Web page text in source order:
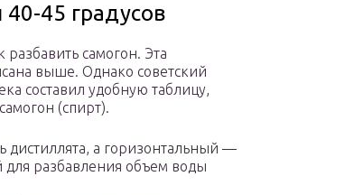
40-45 градусов
самогон. Эта
выше. Однако советский
составил удобную таблицу,
(спирт).
дистиллята, а горизонтальный —
разбавления объем воды